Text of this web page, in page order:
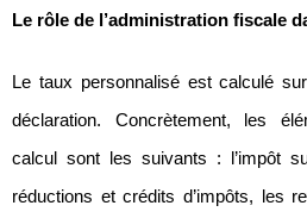
Le rôle de l’administration fiscale
Le taux personnalisé est calculé
déclaration. Concrètement, les
calcul sont les suivants : l’impôt
réductions et crédits d’impôts, les